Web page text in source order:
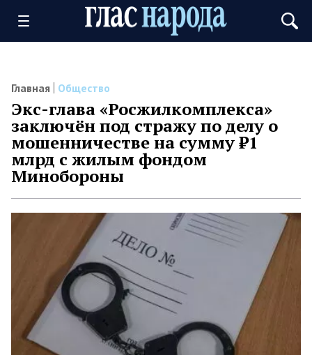
Главная Общество
Экс-глава «Росжилкомплекса»
заключён под стражу по делу о
мошенничестве на сумму ₽1
млрд с жилым фондом
Минобороны